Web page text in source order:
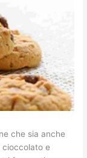
che sia anche
cioccolato e